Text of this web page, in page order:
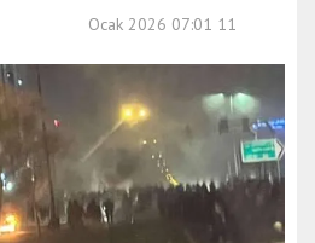
11 Ocak 2026 07:01